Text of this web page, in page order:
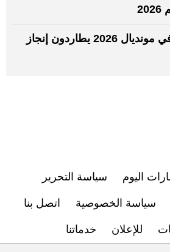
4 مدربين عرب في مونديال 2026 يطاردون إنجاز
اليوم سياسة التحرير
سياسة الخصوصية اتصل بنا
للإعلان خدماتنا